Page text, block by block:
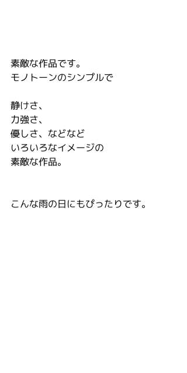
素敵な作品です。
モノトーンのシンプルで
静けさ、
力強さ、
優しさ、などなど
いろいろなイメージの
素敵な作品。
こんな雨の日にもぴったりです。